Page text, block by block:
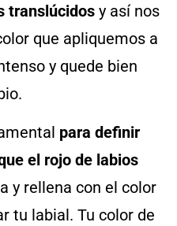
translúcidos y así nos
que apliquemos a
y quede bien
para definir
el rojo de labios
y rellena con el color
tu labial. Tu color de